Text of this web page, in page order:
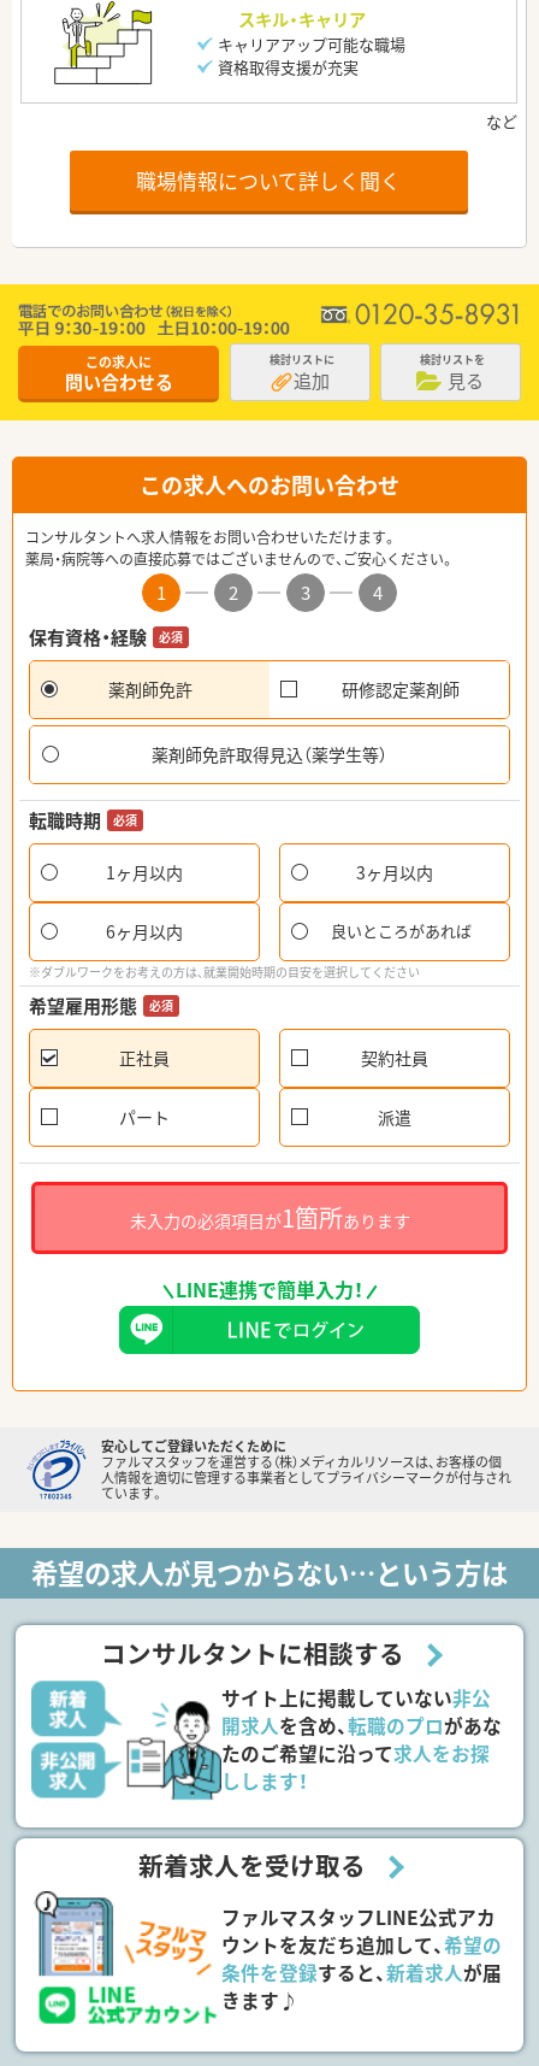
スキル・キャリア
キャリアアップ可能な職場
資格取得支援が充実
職場情報について詳しく聞く
この求人に
問い合わせる
検討リストに
追加
検討リストを
見る
この求人へのお問い合わせ
コンサルタントへ求人情報をお問い合わせいただけます。
薬局・病院等への直接応募ではございませんので、ご安心ください。
1 2 3
4
保有資格・経験
必須
薬剤師免許 研修認定薬剤師
薬剤師免許取得見込（薬学生等）
転職時期 必須
1ヶ月以内 3ヶ月以内
6ヶ月以内 良いところがあれば
※ダブルワークをお考えの方は、就業開始時期の目安を選択してください
希望雇用形態 必須
正社員 契約社員
パート 派遣
未入力の必須項目が1箇所あります
LINE連携で簡単入力！
安心してご登録いただくために
ファルマスタッフを運営する（株）メディカルリソースは、お客様の個
人情報を適切に管理する事業者としてプライバシーマークが付与され
ています。
希望の求人が見つからない…という方は
コンサルタントに相談する
サイト上に掲載していない非公
開求人を含め、転職のプロがあな
たのご希望に沿って求人をお探
しします！
新着求人を受け取る
ファルマスタッフLINE公式アカ
ウントを友だち追加して、希望の
条件を登録すると、新着求人が届
きます♪